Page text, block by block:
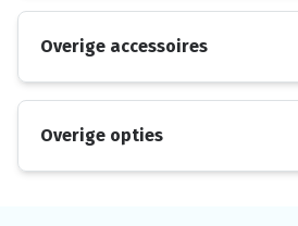
Overige accessoires
Overige opties